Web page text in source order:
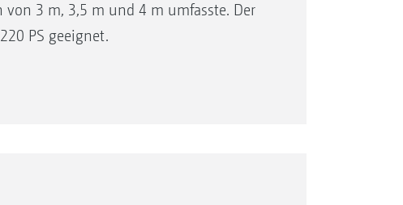
3 m, 3,5 m und 4 m umfasste. Der
PS geeignet.